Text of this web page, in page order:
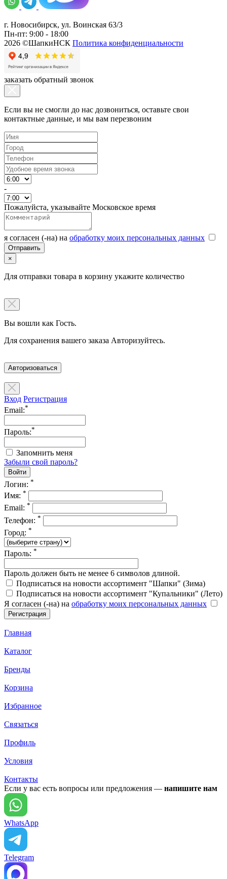
г. Новосибирск, ул. Воинская 63/3
Пн-пт: 9:00 - 18:00
2026 ©ШапкиНСК Политика конфиденциальности
заказать обратный звонок
Если вы не смогли до нас дозвониться, оставьте свои
контактные данные, и мы вам перезвоним
-
Пожалуйста, указывайте Московское время
я согласен (-на) на обработку моих персональных данных
×
Для отправки товара в корзину укажите количество
Вы вошли как Гость.
Для сохранения вашего заказа Авторизуйтесь.
Авторизоваться
Вход Регистрация
Email:*
Пароль:*
Запомнить меня
Забыли свой пароль?
Логин: *
Имя: *
Email: *
Телефон: *
Город: *
Пароль: *
Пароль должен быть не менее 6 символов длиной.
Подписаться на новости ассортимент "Шапки" (Зима)
Подписаться на новости ассортимент "Купальники" (Лето)
Я согласен (-на) на обработку моих персональных данных
Главная
Каталог
Бренды
Корзина
Избранное
Связаться
Профиль
Условия
Контакты
Если у вас есть вопросы или предложения — напишите нам
WhatsApp
Telegram